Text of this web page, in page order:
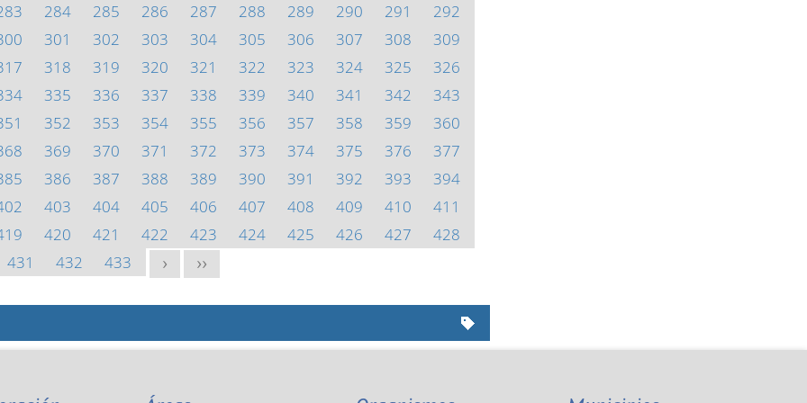
284 285 286 287 288 289 290 291
292
301 302 303 304 305 306 307 308
309
318 319 320 321 322 323 324 325
326
335 336 337 338 339 340 341 342
343
352 353 354 355 356 357 358 359
360
369 370 371 372 373 374 375 376
377
386 387 388 389 390 391 392 393
394
403 404 405 406 407 408 409 410
411
420 421 422 423 424 425 426 427
428
431
432 433 > >>